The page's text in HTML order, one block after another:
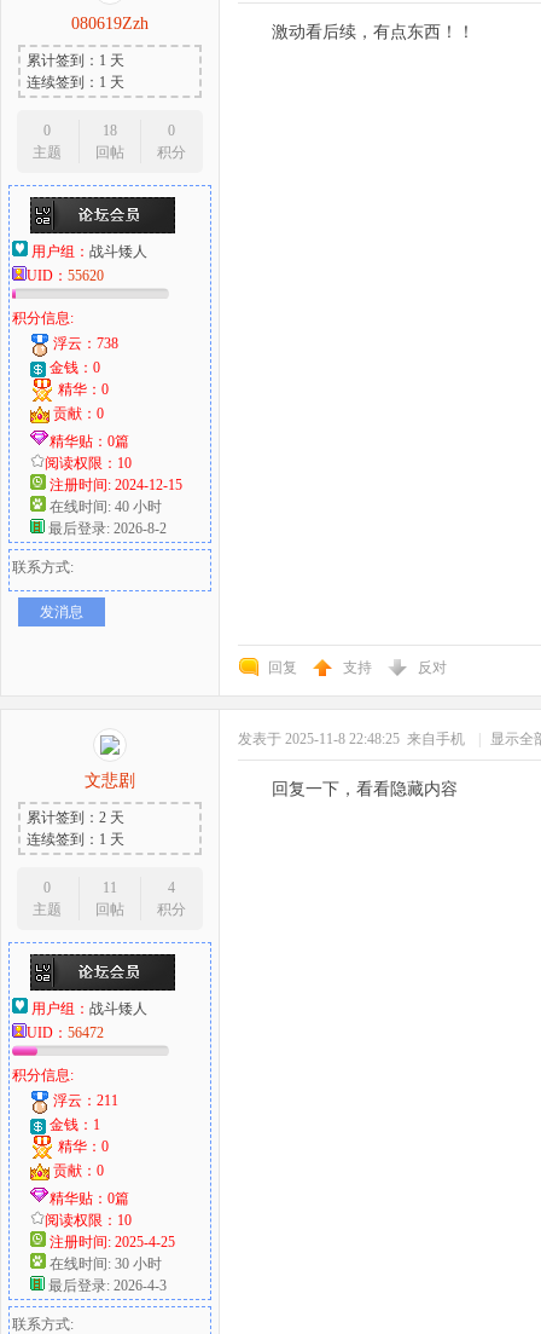
080619Zzh
累计签到：1 天
连续签到：1 天
0
主题
18
回帖
0
积分
用户组： 战斗矮人
UID： 55620
积分信息:
浮云：738
金钱：0
精华：0
贡献：0
精华贴：0篇
阅读权限：10
注册时间: 2024-12-15
在线时间: 40 小时
最后登录: 2026-8-2
联系方式:
发消息
激动看后续，有点东西！！
回复 支持 反对
文悲剧
累计签到：2 天
连续签到：1 天
0
主题
11
回帖
4
积分
用户组： 战斗矮人
UID： 56472
积分信息:
浮云：211
金钱：1
精华：0
贡献：0
精华贴：0篇
阅读权限：10
注册时间: 2025-4-25
在线时间: 30 小时
最后登录: 2026-4-3
联系方式:
发表于 2025-11-8 22:48:25 来自手机 显示全
回复一下，看看隐藏内容